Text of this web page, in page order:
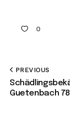
0
PREVIOUS
Guetenbach